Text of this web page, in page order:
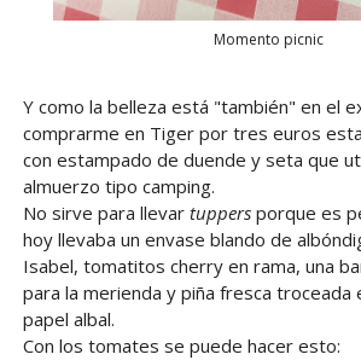
Momento picnic
Y como la belleza está "también" en el
comprarme en Tiger por tres euros
con estampado de duende y seta que
almuerzo tipo camping.
No sirve para llevar tuppersporque es
hoy llevaba un envase blando de
Isabel, tomatitos cherry en rama, una
para la merienda y piña fresca troceada
papel albal.
Con los tomates se puede hacer esto: